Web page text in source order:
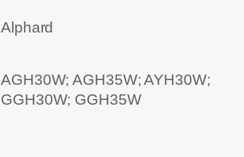
Alphard
AGH30W; AGH35W; AYH30W;
GGH30W; GGH35W